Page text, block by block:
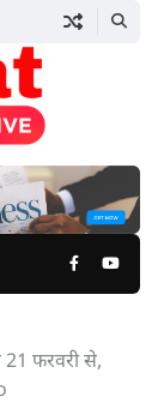
Facebook
21 फरवरी से,